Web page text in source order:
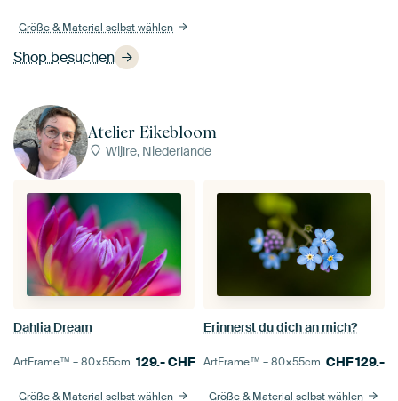
Shop besuchen
Größe & Material selbst wählen
Atelier Eikebloom
Wijlre, Niederlande
Dahlia Dream
ArtFrame™ –80×55cm 129.-CHF
Größe & Material selbst wählen
Erinnerst du dich an mich?
ArtFrame™ –80×55cm CHF129.-
Größe & Material selbst wählen